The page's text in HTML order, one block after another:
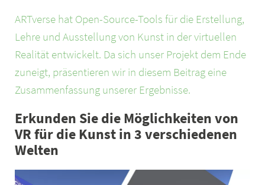
ARTverse hat Open-Source-Tools für die Erstellung,
Lehre und Ausstellung von Kunst in der virtuellen
Realität entwickelt. Da sich unser Projekt dem Ende
zuneigt, präsentieren wir in diesem Beitrag eine
Zusammenfassung unserer Ergebnisse.
Erkunden Sie die Möglichkeiten von
VR für die Kunst in 3 verschiedenen
Welten